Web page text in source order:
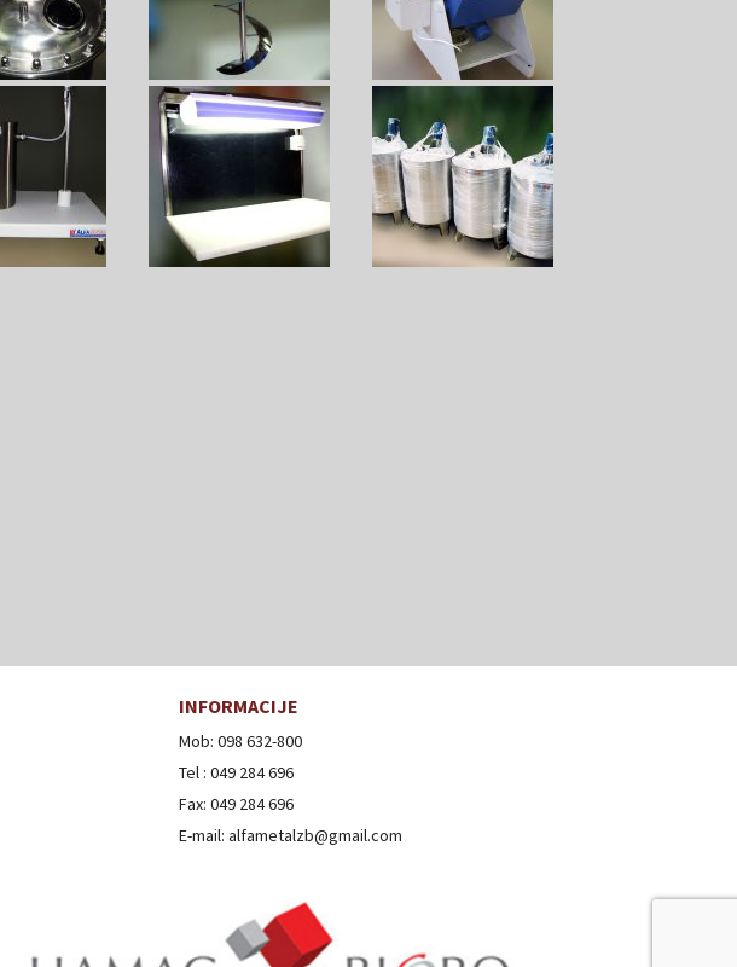
INFORMACIJE
Mob: 098 632-800
Tel : 049 284 696
Fax: 049 284 696
E-mail: alfametalzb@gmail.com